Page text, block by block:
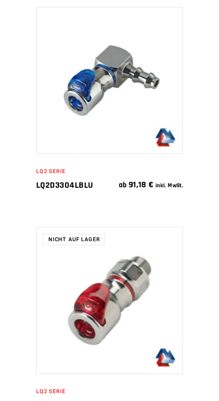
IN DEN WARENKORB
LQ2 SERIE
LQ2D3304LBLU ab 91,18€ inkl. MwSt.
NICHT AUF LAGER
WEITERLESEN
LQ2 SERIE